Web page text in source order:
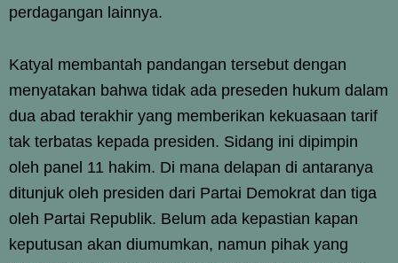
perdagangan lainnya.
Katyal membantah pandangan tersebut dengan
menyatakan bahwa tidak ada preseden hukum dalam
dua abad terakhir yang memberikan kekuasaan tarif
tak terbatas kepada presiden. Sidang ini dipimpin
oleh panel 11 hakim. Di mana delapan di antaranya
ditunjuk oleh presiden dari Partai Demokrat dan tiga
oleh Partai Republik. Belum ada kepastian kapan
keputusan akan diumumkan, namun pihak yang